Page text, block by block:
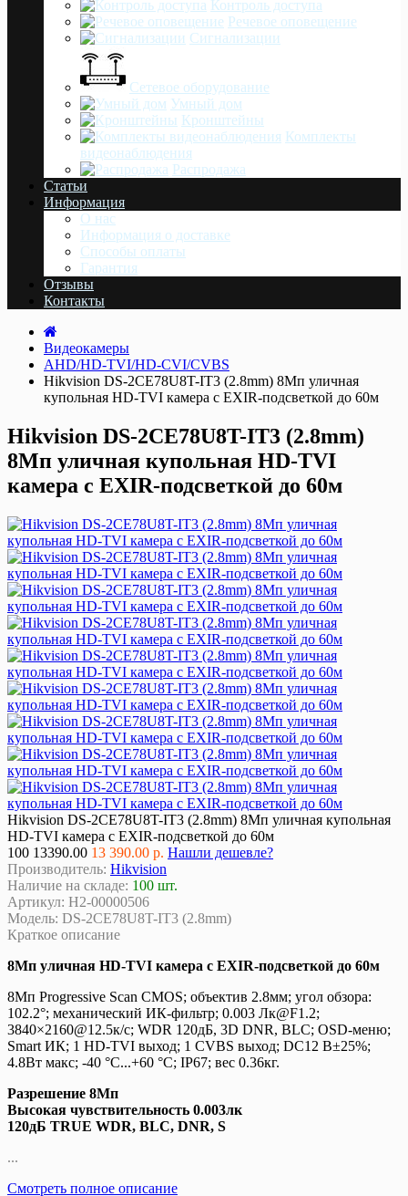
Контроль доступа
Речевое оповещение
Сигнализации
Сетевое оборудование
Умный дом
Кронштейны
Комплекты
видеонаблюдения
Распродажа
Статьи
Информация
О нас
Информация о доставке
Cпособы оплаты
Гарантия
Отзывы
Контакты
Видеокамеры
AHD/HD-TVI/HD-CVI/CVBS
Hikvision DS-2CE78U8T-IT3 (2.8mm) 8Мп уличная
купольная HD-TVI камера с EXIR-подсветкой до 60м
Hikvision DS-2CE78U8T-IT3 (2.8mm)
8Мп уличная купольная HD-TVI
камера с EXIR-подсветкой до 60м
Hikvision DS-2CE78U8T-IT3 (2.8mm) 8Мп уличная купольная
HD-TVI камера с EXIR-подсветкой до 60м
100 13390.00 13 390.00 р. Нашли дешевле?
Производитель: Hikvision
Наличие на складе: 100 шт.
Артикул: Н2-00000506
Модель: DS-2CE78U8T-IT3 (2.8mm)
Краткое описание
8Мп уличная HD-TVI камера с EXIR-подсветкой до 60м
8Мп Progressive Scan CMOS; объектив 2.8мм; угол обзора:
102.2°; механический ИК-фильтр; 0.003 Лк@F1.2;
3840×2160@12.5к/с; WDR 120дБ, 3D DNR, BLC; OSD-меню;
Smart ИК; 1 HD-TVI выход; 1 CVBS выход; DC12 В±25%;
4.8Вт макс; -40 °C...+60 °C; IP67; вес 0.36кг.
Разрешение 8Мп
Высокая чувствительность 0.003лк
120дБ TRUE WDR, BLC, DNR, S
...
Смотреть полное описание